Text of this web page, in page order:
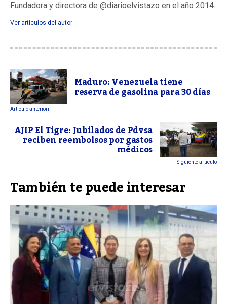
Fundadora y directora de @diarioelvistazo en el año 2014.
Ver articulos del autor
Maduro: Venezuela tiene
reserva de gasolina para 30 días
Articulo anteriori
AJIP El Tigre: Jubilados de Pdvsa
reciben reembolsos por gastos
médicos
Siguiente articulo
También te puede interesar